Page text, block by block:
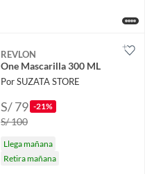
REVLON
One Mascarilla 300 ML
Por SUZATA STORE
S/ 79 -21%
S/ 100
Llega mañana
Retira mañana